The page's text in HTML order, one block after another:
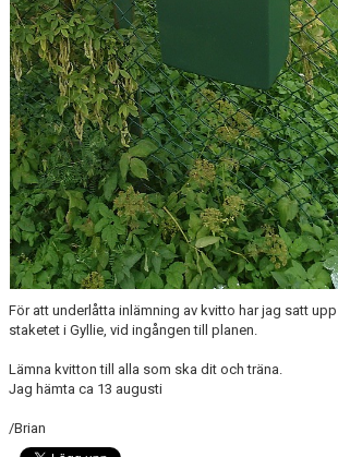
För att underlåtta inlämning av kvitto har jag satt
staketet i Gyllie, vid ingången till planen.
Lämna kvitton till alla som ska dit och träna.
Jag hämta ca 13 augusti
/Brian